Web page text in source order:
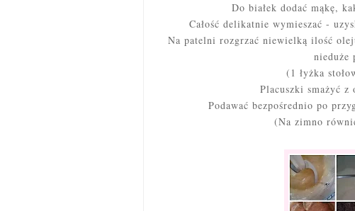
Do białek dodać mąkę,
Całość delikatnie wymieszać -
Na patelni rozgrzać niewielką ilość
nieduże
(1 łyżka
Placuszki smażyć z
Podawać bezpośrednio po
(Na zimno